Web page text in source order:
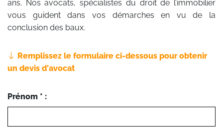
ans. Nos avocats, spécialistes du droit de l’immobilier
vous guident dans vos démarches en vu de la
conclusion des baux.
Remplissez le formulaire ci-dessous pour obtenir
un devis d'avocat
Prénom * :